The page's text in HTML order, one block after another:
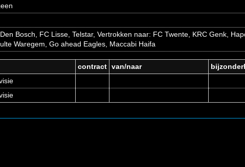
Bosch, FC Lisse, Telstar, Vertrokken naar: FC Twente, KRC Genk,
Waregem, Go ahead Eagles, Maccabi Haifa
contract van/naar